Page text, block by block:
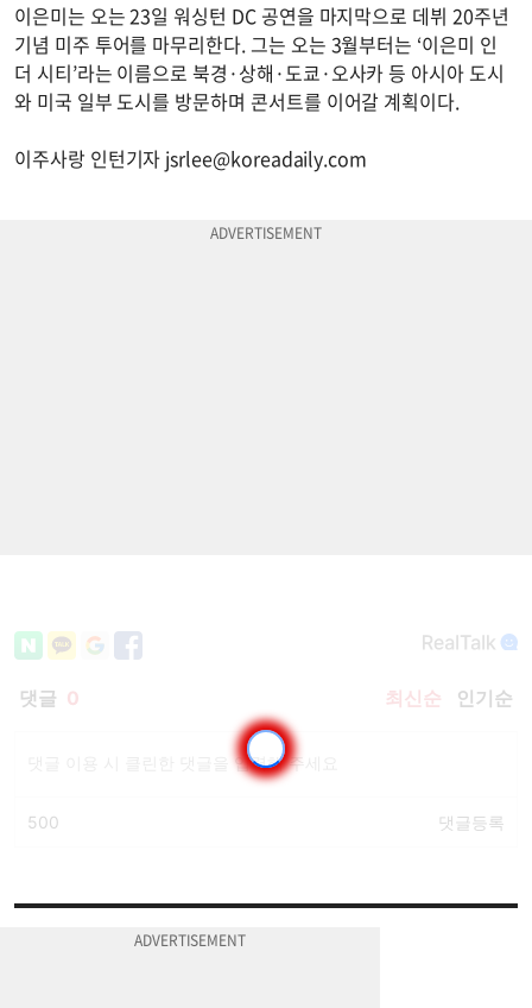
이은미는 오는 23일 워싱턴 DC 공연을 마지막으로 데뷔 20주년
기념 미주 투어를 마무리한다. 그는 오는 3월부터는 ‘이은미 인
더 시티’라는 이름으로 북경·상해·도쿄·오사카 등 아시아 도시
와 미국 일부 도시를 방문하며 콘서트를 이어갈 계획이다.
이주사랑 인턴기자 jsrlee@koreadaily.com